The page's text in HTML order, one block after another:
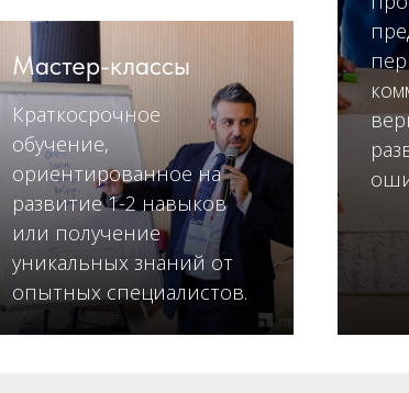
Мастер-классы
Краткосрочное
обучение,
ориентированное на
развитие 1-2 навыков
или получение
уникальных знаний от
опытных специалистов.